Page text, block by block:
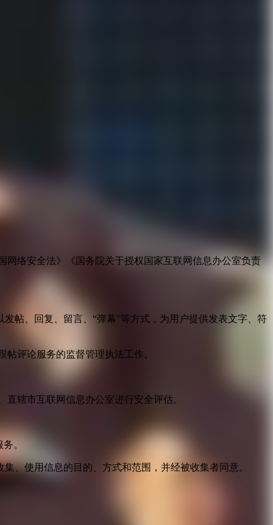
络安全法》《国务院关于授权国家互联网信息办公室负责
帖、回复、留言、“弹幕”等方式，为用户提供发表文字、符
评论服务的监督管理执法工作。
辖市互联网信息办公室进行安全评估。
。
、使用信息的目的、方式和范围，并经被收集者同意。